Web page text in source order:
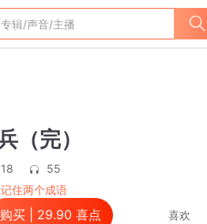
（完）
55
住两个成语
购买 | 29.90 喜点 喜欢